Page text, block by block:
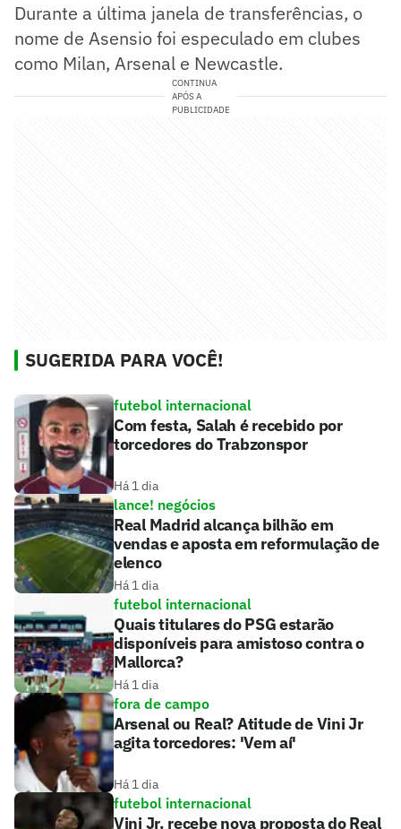
Durante a última janela de transferências, o
nome de Asensio foi especulado em clubes
como Milan, Arsenal e Newcastle.
CONTINUA
APÓS A
PUBLICIDADE
SUGERIDA PARA VOCÊ!
futebol internacional
Com festa, Salah é recebido por
torcedores do Trabzonspor
Há 1 dia
lance! negócios
Real Madrid alcança bilhão em
vendas e aposta em reformulação de
elenco
Há 1 dia
futebol internacional
Quais titulares do PSG estarão
disponíveis para amistoso contra o
Mallorca?
Há 1 dia
fora de campo
Arsenal ou Real? Atitude de Vini Jr
agita torcedores: 'Vem aí'
Há 1 dia
futebol internacional
Vini Jr. recebe nova proposta do Real